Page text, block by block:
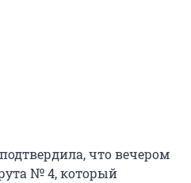
что вечером
№ 4, который